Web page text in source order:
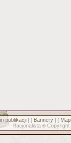
publikacji] [ Bannery] [
Racjonalista © Copyright